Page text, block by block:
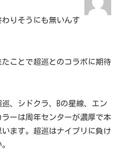
りそうにも無いんす
ことで超巡とのコラボに期待
、シドクラ、Bの星線、エン
ーは周年センターが濃厚で本
ます。超巡はナイプリに負け